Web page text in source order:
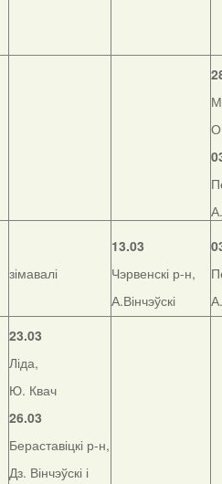
зімавалі
13.03
Чэрвенскі р-н,
А.Вінчэўскі
23.03
Ліда,
Ю. Квач
26.03
Бераставіцкі р-н,
Дз. Вінчэўскі і